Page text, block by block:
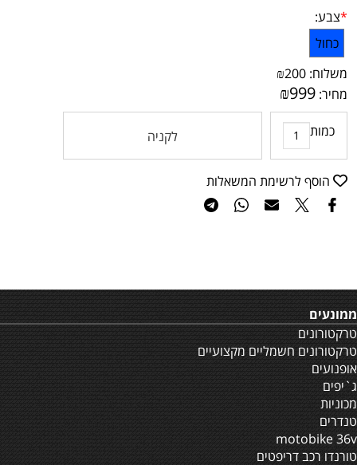
*צבע:
כחול
משלוח:
₪200
מחיר:
₪999
כמות לקניה
הוסף לרשימת המשאלות
ממונעים
טרקטורונים
טרקטורונים חשמליים מקצועיים
אופנועים
ג`יפים
מכוניות
טנדרים
motobike 36v
טורנדו רכב דריפטים